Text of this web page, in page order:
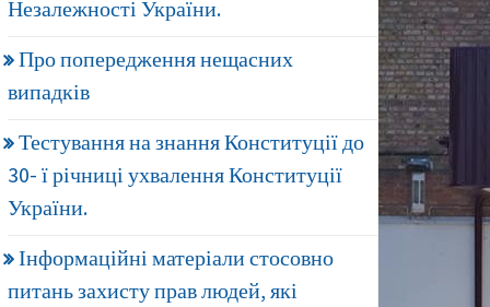
Незалежності України.
Про попередження нещасних
випадків
Тестування на знання Конституції до
30- ї річниці ухвалення Конституції
України.
Інформаційні матеріали стосовно
питань захисту прав людей, які